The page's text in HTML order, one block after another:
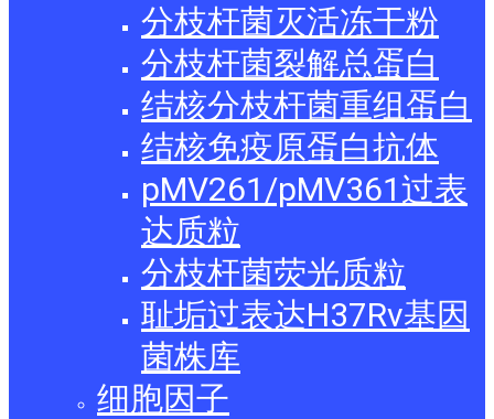
分枝杆菌灭活冻干粉
分枝杆菌裂解总蛋白
结核分枝杆菌重组蛋白
结核免疫原蛋白抗体
pMV261/pMV361过表
达质粒
分枝杆菌荧光质粒
耻垢过表达H37Rv基因
菌株库
细胞因子